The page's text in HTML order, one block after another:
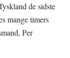
de sidste
mange timers
Per